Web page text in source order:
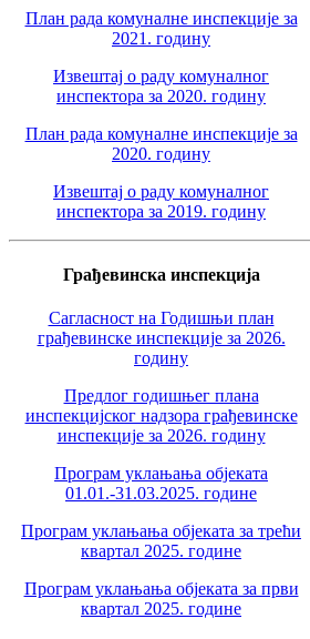
План рада комуналне инспекције за
2021. годину
Извештај о раду комуналног
инспектора за 2020. годину
План рада комуналне инспекције за
2020. годину
Извештај о раду комуналног
инспектора за 2019. годину
Грађевинска инспекција
Сагласност на Годишњи план
грађевинске инспекције за 2026.
годину
Предлог годишњег плана
инспекцијског надзора грађевинске
инспекције за 2026. годину
Програм уклањања објеката
01.01.-31.03.2025. године
Програм уклањања објеката за трећи
квартал 2025. године
Програм уклањања објеката за први
квартал 2025. године